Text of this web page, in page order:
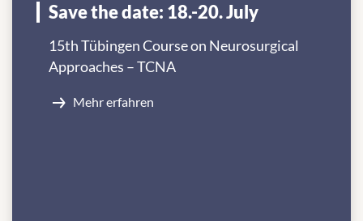
Save the date: 18.-20. July
15th Tübingen Course on Neurosurgical
Approaches – TCNA
Mehr erfahren